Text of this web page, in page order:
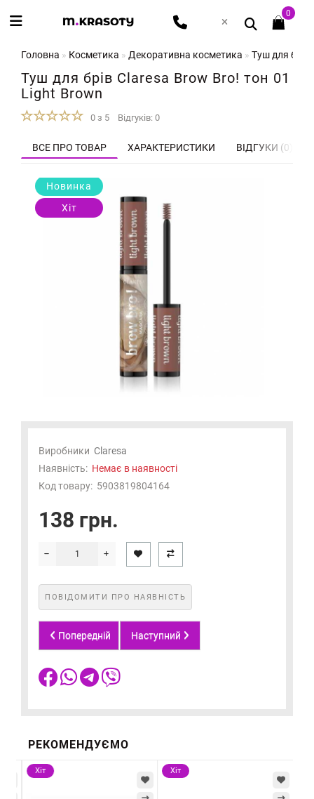
0
Головна Косметика Декоративна косметика Туш для брів
Туш для брів Claresa Brow Bro! тон 01
Light Brown
0 з 5 Відгуків: 0
ВСЕ ПРО ТОВАР ХАРАКТЕРИСТИКИ ВІДГУКИ (0)
Новинка
Хіт
Виробники Claresa
Наявність: Немає в наявності
Код товару: 5903819804164
138 грн.
ПОВІДОМИТИ ПРО НАЯВНІСТЬ
Попередній Наступний
РЕКОМЕНДУЄМО
Хіт Хіт